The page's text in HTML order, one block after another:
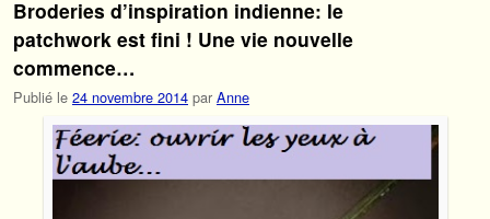
Broderies d’inspiration indienne: le
patchwork est fini ! Une vie nouvelle
commence…
Publié le 24 novembre 2014 par Anne